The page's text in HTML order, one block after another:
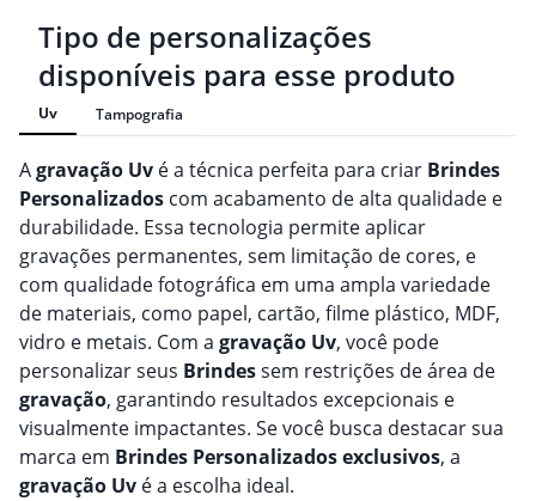
Tipo de personalizações
disponíveis para esse produto
Uv Tampografia
Agravação Uv é a técnica perfeita para criar Brindes
Personalizados com acabamento de alta qualidade e
durabilidade. Essa tecnologia permite aplicar
gravações permanentes, sem limitação de cores, e
com qualidade fotográfica em uma ampla variedade
de materiais, como papel, cartão, filme plástico, MDF,
vidro e metais. Com a gravação Uv, você pode
personalizar seus Brindessem restrições de área de
gravação, garantindo resultados excepcionais e
visualmente impactantes. Se você busca destacar sua
marca em Brindes Personalizadosexclusivos, a
gravação Uv é a escolha ideal.